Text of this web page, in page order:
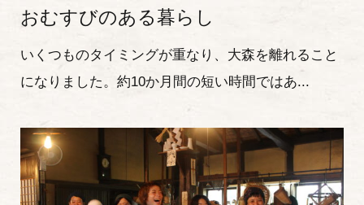
おむすびのある暮らし
いくつものタイミングが重なり、大森を離れること
になりました。約10か月間の短い時間ではあ...